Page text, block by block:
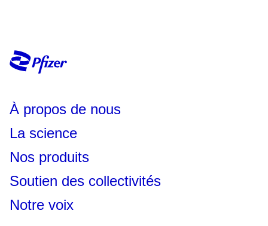
À propos de nous
La science
Nos produits
Soutien des collectivités
Notre voix